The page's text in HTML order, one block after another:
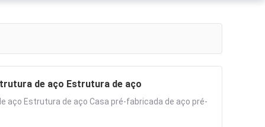
de aço Estrutura de aço
Estrutura de aço Casa pré-fabricada de aço pré-